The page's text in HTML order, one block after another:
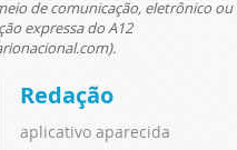
de comunicação, eletrônico ou
expressa do A12
Redação
aplicativo aparecida